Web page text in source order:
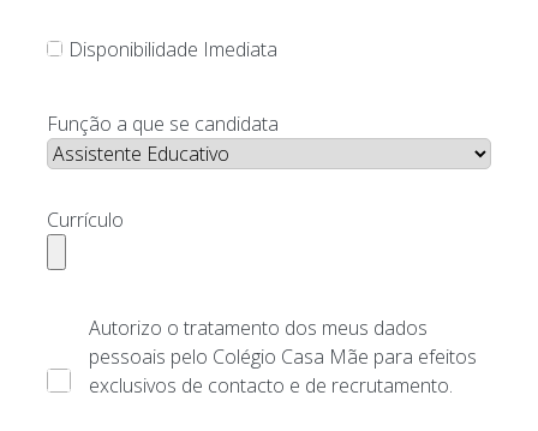
Disponibilidade Imediata
Função a que se candidata
Currículo
Autorizo o tratamento dos meus dados
pessoais pelo Colégio Casa Mãe para efeitos
exclusivos de contacto e de recrutamento.